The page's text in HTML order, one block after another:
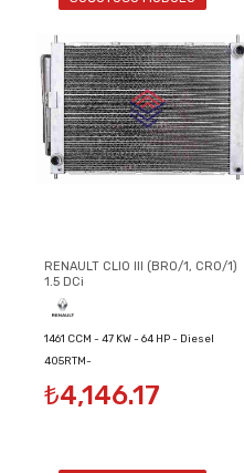
RENAULT CLIO III (BR0/1, CR0/1)
1.5 DCi
1461 CCM - 47 KW - 64 HP - Diesel
405RTM-
8200134606/8200149953/8200289181
₺4,146.17